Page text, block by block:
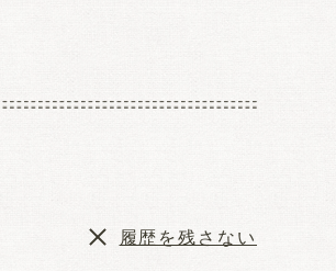
履歴を残さない